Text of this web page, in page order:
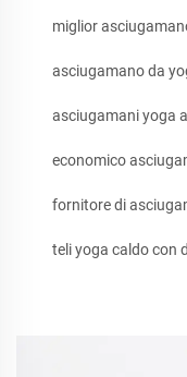
miglior
asciugamano da
asciugamani yoga
economico
fornitore di
teli yoga caldo con